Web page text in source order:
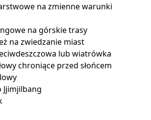
na zmienne warunki
na górskie trasy
na zwiedzanie miast
lub wiatrówka
chroniące przed słońcem
Jjimjilbang